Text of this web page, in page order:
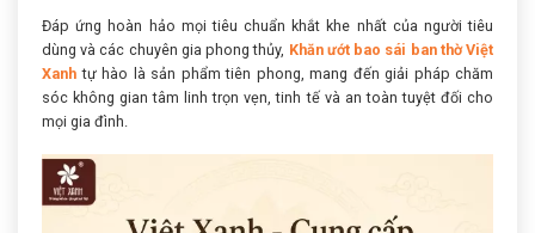
Đáp ứng hoàn hảo mọi tiêu chuẩn khắt khe nhất của người tiêu
dùng và các chuyên gia phong thủy, Khăn ướt bao sái ban thờ Việt
Xanh tự hào là sản phẩm tiên phong, mang đến giải pháp chăm
sóc không gian tâm linh trọn vẹn, tinh tế và an toàn tuyệt đối cho
mọi gia đình.